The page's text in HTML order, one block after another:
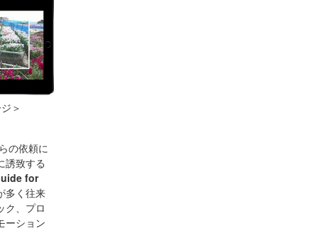
＞
の依頼に
誘致する
for
多く往来
ク、プロ
ーション